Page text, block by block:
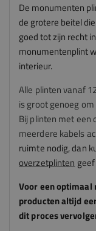
De monumenten
de grotere beitel
goed tot zijn recht
monumentenplint
interieur.
Alle plinten vanaf
is groot genoeg
Bij plinten met een
meerdere kabels
ruimte nodig, dan
overzetplinten
Voor een
producten altijd
dit proces